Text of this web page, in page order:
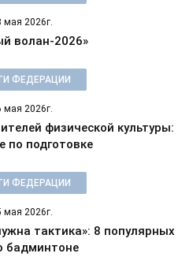
мая 2026г.
волан-2026»
ФЕДЕРАЦИИ
мая 2026г.
физической культуры:
по подготовке
ФЕДЕРАЦИИ
мая 2026г.
тактика»: 8 популярных
бадминтоне